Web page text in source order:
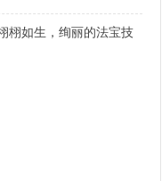
栩如生，绚丽的法宝技